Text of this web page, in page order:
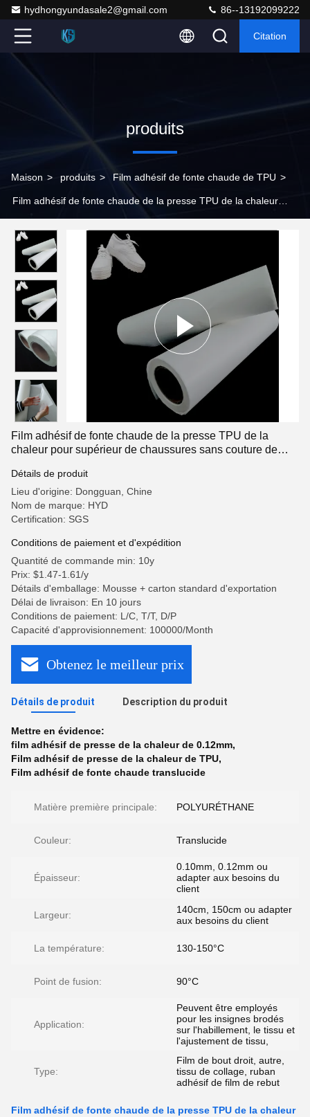
hydhongyundasale2@gmail.com 86--13192099222
Citation
produits
Maison > produits > Film adhésif de fonte chaude de TPU >
Film adhésif de fonte chaude de la presse TPU de la chaleur
Film adhésif de fonte chaude de la presse TPU de la
chaleur pour supérieur de chaussures sans couture de
Détails de produit
Lieu d'origine: Dongguan, Chine
Nom de marque: HYD
Certification: SGS
Conditions de paiement et d'expédition
Quantité de commande min: 10y
Prix: $1.47-1.61/y
Détails d'emballage: Mousse + carton standard d'exportation
Délai de livraison: En 10 jours
Conditions de paiement: L/C, T/T, D/P
Capacité d'approvisionnement: 100000/Month
Obtenez le meilleur prix
Détails de produit Description du produit
Mettre en évidence:
film adhésif de presse de la chaleur de 0.12mm,
Film adhésif de presse de la chaleur de TPU,
Film adhésif de fonte chaude translucide
Matière première principale: POLYURÉTHANE
Couleur: Translucide
Épaisseur:
0.10mm, 0.12mm ou
adapter aux besoins du
client
Largeur:
140cm, 150cm ou adapter
aux besoins du client
La température: 130-150°C
Point de fusion: 90°C
Application:
Peuvent être employés
pour les insignes brodés
sur l'habillement, le tissu et
l'ajustement de tissu,
Type:
Film de bout droit, autre,
tissu de collage, ruban
adhésif de film de rebut
Film adhésif de fonte chaude de la presse TPU de la chaleur